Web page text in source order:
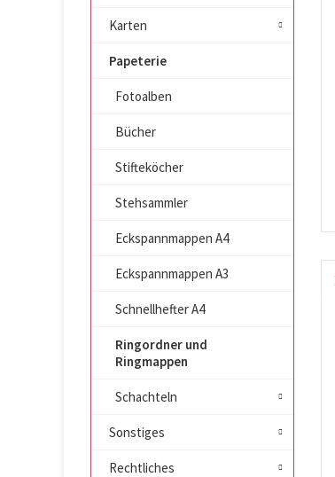
Karten
Papeterie
Fotoalben
Bücher
Stifteköcher
Stehsammler
Eckspannmappen A4
Eckspannmappen A3
Schnellhefter A4
Ringordner und
Ringmappen
Schachteln
Sonstiges
Rechtliches